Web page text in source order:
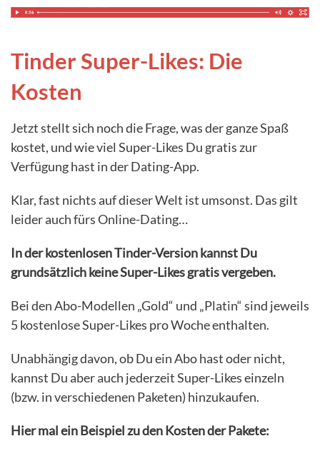
Tinder Super-Likes: Die
Kosten
Jetzt stellt sich noch die Frage, was der ganze Spaß
kostet, und wie viel Super-Likes Du gratis zur
Verfügung hast in der Dating-App.
Klar, fast nichts auf dieser Welt ist umsonst. Das gilt
leider auch fürs Online-Dating…
In der kostenlosen Tinder-Version kannst Du
grundsätzlich keine Super-Likes gratis vergeben.
Bei den Abo-Modellen „Gold“ und „Platin“ sind jeweils
5 kostenlose Super-Likes pro Woche enthalten.
Unabhängig davon, ob Du ein Abo hast oder nicht,
kannst Du aber auch jederzeit Super-Likes einzeln
(bzw. in verschiedenen Paketen) hinzukaufen.
Hier mal ein Beispiel zu den Kosten der Pakete: